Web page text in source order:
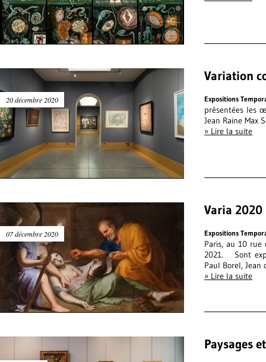
20 décembre 2020
Variation
Expositions
présentées les
Jean Raine
» Lire la suite
07 décembre 2020
Varia 2020
Expositions
Paris, au 10
2021. Sont
Paul Borel, Jean
» Lire la suite
Paysages